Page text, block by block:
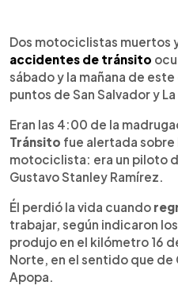
► Escuchar artículo
Dos motociclistas muertos
accidentes de tránsito
sábado y la mañana de
puntos de San Salvador y La
Eran las 4:00 de la
Tránsito fue alertada sobre
motociclista: era un piloto
Gustavo Stanley Ramírez.
Él perdió la vida cuando
trabajar, según indicaron
produjo en el kilómetro 16
Norte, en el sentido que de
Apopa.